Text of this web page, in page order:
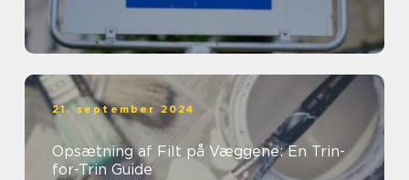
21. september 2024
Opsætning af Filt på Væggene: En Trin-
for-Trin Guide